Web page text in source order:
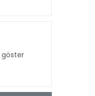
göster